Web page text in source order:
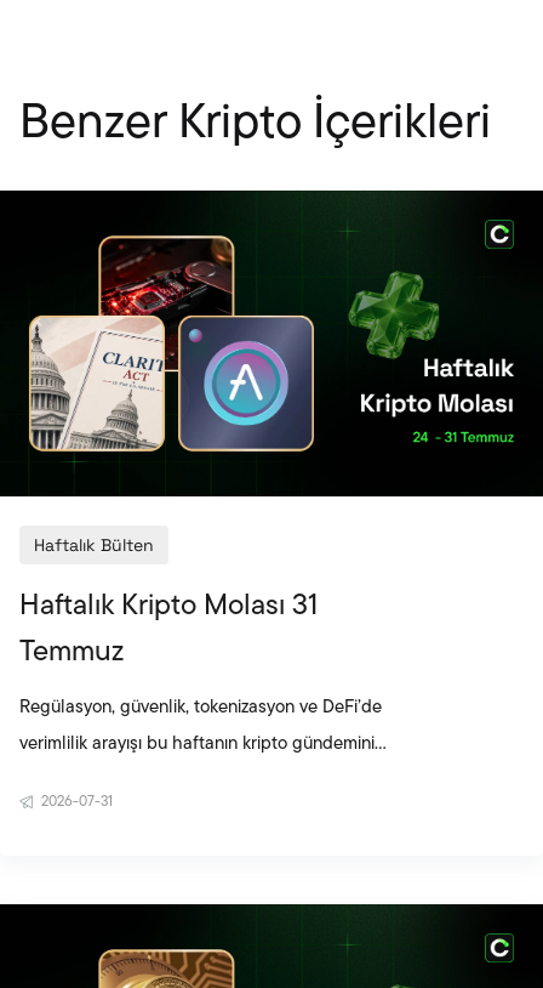
Benzer Kripto İçerikleri
Haftalık Bülten
Haftalık Kripto Molası 31
Temmuz
Regülasyon, güvenlik, tokenizasyon ve DeFi’de
verimlilik arayışı bu haftanın kripto gündemini
tokenlaştırılmış para ile gerçek sınır ötesi
2026-07-31